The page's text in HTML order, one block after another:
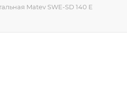
Matev SWE-SD 140 E